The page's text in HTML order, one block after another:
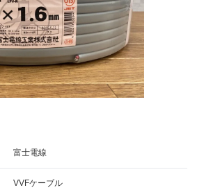
富士電線
VVFケーブル